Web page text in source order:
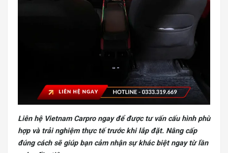
Liên hệ Vietnam Carpro ngay để được tư vấn cấu hình phù
hợp và trải nghiệm thực tế trước khi lắp đặt. Nâng cấp
đúng cách sẽ giúp bạn cảm nhận sự khác biệt ngay từ lần